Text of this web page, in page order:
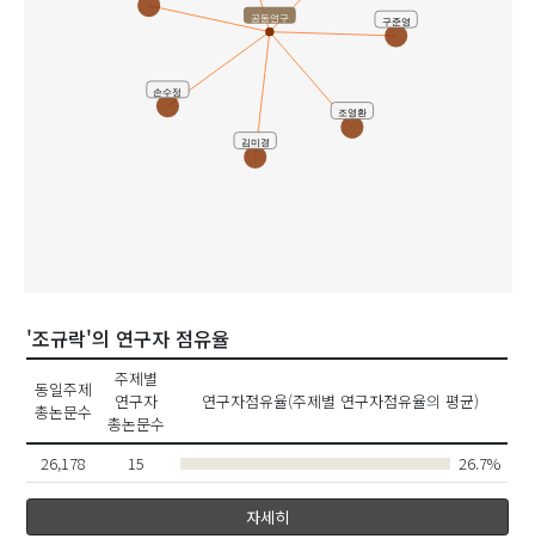
김미경
구준영
손수정
조영환
공동연구
'조규락'의 연구자 점유율
동일주제
총논문수
주제별
연구자
총논문수
연구자점유율(주제별 연구자점유율의 평균)
26,178 15 26.7%
자세히